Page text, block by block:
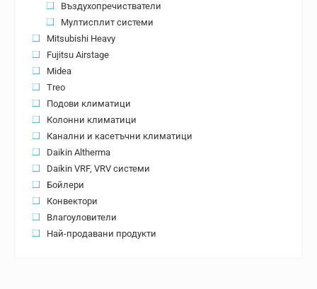
Въздухопречистватели
Мултисплит системи
Mitsubishi Heavy
Fujitsu Airstage
Midea
Treo
Подови климатици
Колонни климатици
Канални и касетъчни климатици
Daikin Altherma
Daikin VRF, VRV системи
Бойлери
Конвектори
Влагоуловители
Най-продавани продукти